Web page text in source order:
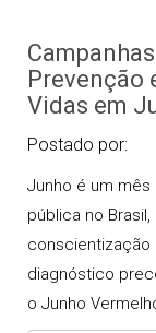
Prevenção
Vidas em
Postado por:
Junho é um
pública no
conscientização
diagnóstico
o Junho